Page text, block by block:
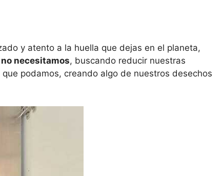
y atento a la huella que dejas en el planeta,
necesitamos, buscando reducir nuestras
podamos, creando algo de nuestros desechos